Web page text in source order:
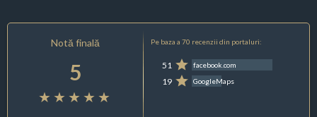
Notă finală
5
Pe baza a 70 recenzii din portaluri:
51 facebook.com
19 GoogleMaps